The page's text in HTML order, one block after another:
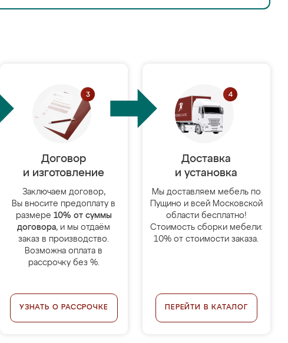
Договор
и изготовление
Заключаем договор,
Вы вносите предоплату в
размере 10% от суммы
договора, и мы отдаём
заказ в производство.
Возможна оплата в
рассрочку без %.
УЗНАТЬ О РАССРОЧКЕ
Доставка
и установка
Мы доставляем мебель по
Пущино и всей Московской
области бесплатно!
Стоимость сборки мебели:
10% от стоимости заказа.
ПЕРЕЙТИ В КАТАЛОГ